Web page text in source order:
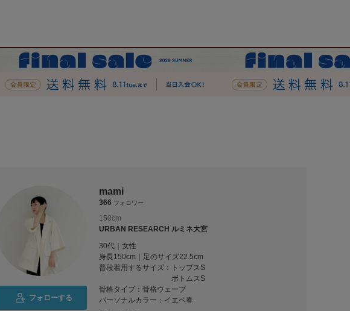
フォローする
mami
366 フォロワー
150cm
URBAN RESEARCH ルミネ大宮
30代｜女性
身長150cm｜足のサイズ22.5cm
普段着用するサイズ：
トップスS
ボトムスS
骨格タイプ：骨格ウェーブ
パーソナルカラー：イエベ春